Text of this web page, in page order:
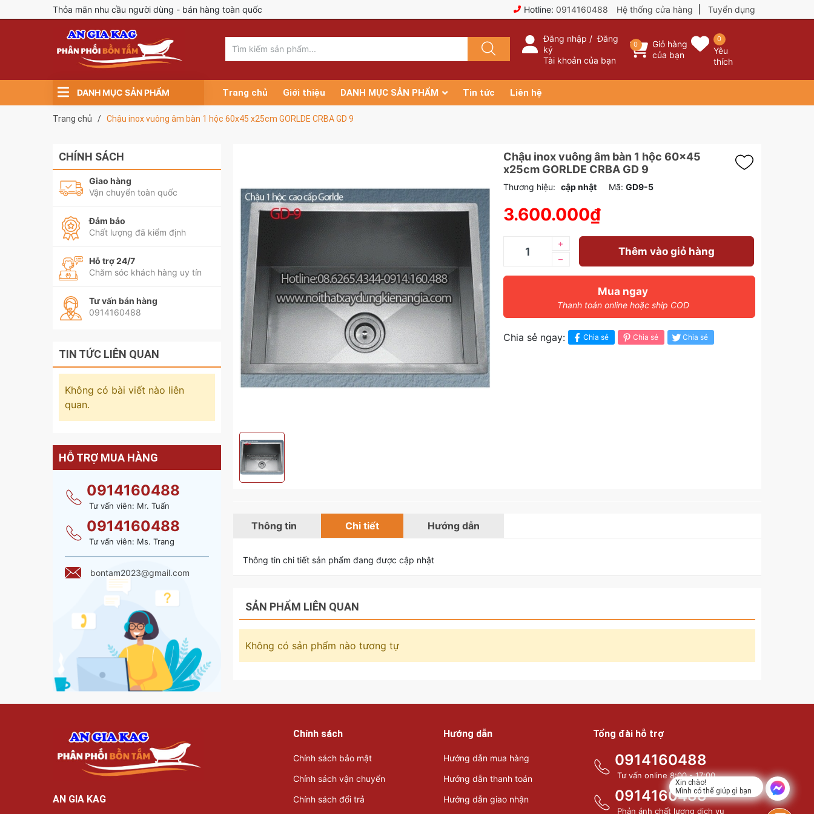
Thỏa mãn nhu cầu người dùng - bán hàng toàn quốc Hotline: 0914160488 Hệ thống cửa hàng Tuyển dụng
Đăng nhập /Đăng
ký
Tài khoản của bạn
0
Giỏ hàng
của bạn
0
Yêu
thích
DANH MỤC SẢN PHẨM Trang chủ Giới thiệu DANH MỤC SẢN PHẨM Tin tức Liên hệ
Trang chủ / Chậu inox vuông âm bàn 1 hộc 60x45 x25cm GORLDE CRBA GD 9
Chậu inox vuông âm bàn 1 hộc 60x45
x25cm GORLDE CRBA GD 9
Thương hiệu: cập nhật Mã: GD9-5
3.600.000₫
–
+
Thêm vào giỏ hàng
Mua ngay
Thanh toán online hoặc ship COD
Chia sẻ ngay: Chia sẻ Chia sẻ Chia sẻ
Thông tin Chi tiết Hướng dẫn
Thông tin chi tiết sản phẩm đang được cập nhật
SẢN PHẨM LIÊN QUAN
Không có sản phẩm nào tương tự
CHÍNH SÁCH
Giao hàng
Vận chuyển toàn quốc
Đảm bảo
Chất lượng đã kiểm định
Hỗ trợ 24/7
Chăm sóc khách hàng uy tín
Tư vấn bán hàng
0914160488
TIN TỨC LIÊN QUAN
Không có bài viết nào liên
quan.
HỖ TRỢ MUA HÀNG
0914160488
Tư vấn viên: Mr. Tuấn
0914160488
Tư vấn viên: Ms. Trang
bontam2023@gmail.com
AN GIA KAG
Chính sách
Chính sách bảo mật
Chính sách vận chuyển
Chính sách đổi trả
Hướng dẫn
Hướng dẫn mua hàng
Hướng dẫn thanh toán
Hướng dẫn giao nhận
Tổng đài hỗ trợ
0914160488
Tư vấn online 8:00 - 17:00
0914160488
Phản ánh chất lượng dịch vụ
Xin chào!
Mình có thể giúp gì bạn